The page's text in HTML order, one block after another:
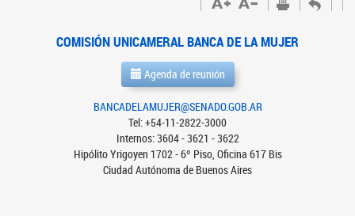
COMISIÓN UNICAMERAL BANCA DE LA MUJER
Agenda de reunión
BANCADELAMUJER@SENADO.GOB.AR
Tel: +54-11-2822-3000
Internos: 3604 - 3621 - 3622
Hipólito Yrigoyen 1702 - 6º Piso, Oficina 617 Bis
Ciudad Autónoma de Buenos Aires